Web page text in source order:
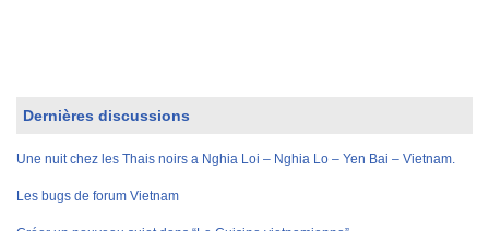
Dernières discussions
Une nuit chez les Thais noirs a Nghia Loi – Nghia Lo – Yen Bai – Vietnam.
Les bugs de forum Vietnam